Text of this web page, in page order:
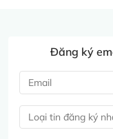
Đăng ký
Loại tin đăng ký